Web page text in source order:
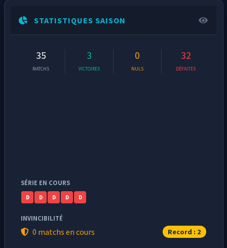
STATISTIQUES SAISON
35
MATCHS
3
VICTOIRES
0
NULS
32
DÉFAITES
SÉRIE EN COURS
D D D D D
INVINCIBILITÉ
0 matchs en cours Record : 2